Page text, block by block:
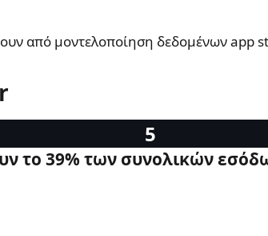
από μοντελοποίηση δεδομένων app
το 39% των συνολικών